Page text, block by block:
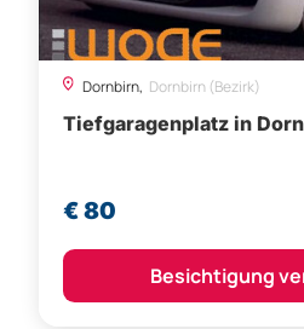
€ 80
Besichtigung